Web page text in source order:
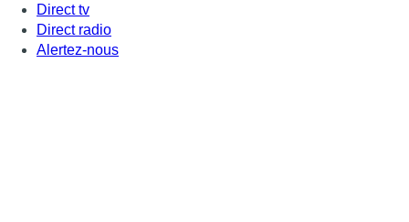
Direct tv
Direct radio
Alertez-nous